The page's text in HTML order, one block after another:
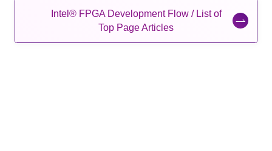
Intel® FPGA Development Flow / List of
Top Page Articles